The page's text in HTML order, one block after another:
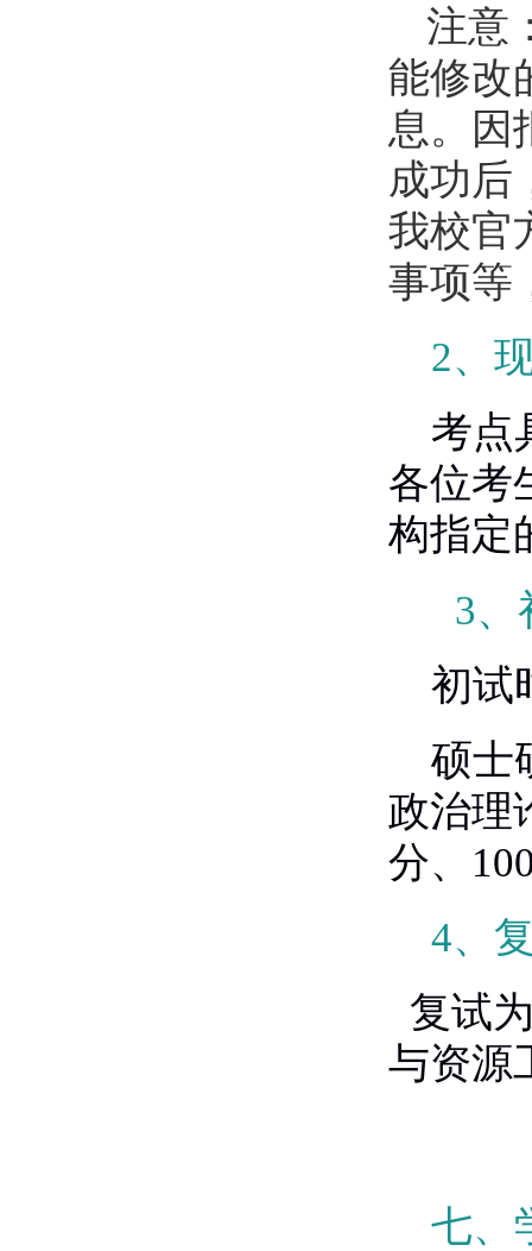
注意
能修改
息。因
成功后
我校官
事项等
2、
考点
各位考
构指定
3、
初试
硕士
政治理
分、
4、
复试
与资源
七、